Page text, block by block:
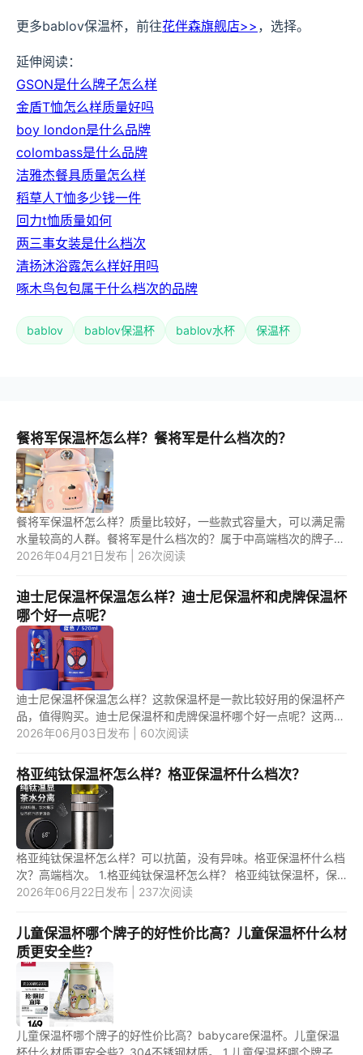
更多bablov保温杯，前往花伴森旗舰店>> ，选择。
延伸阅读：
GSON是什么牌子怎么样
金盾T恤怎么样质量好吗
boy london是什么品牌
colombass是什么品牌
洁雅杰餐具质量怎么样
稻草人T恤多少钱一件
回力t恤质量如何
两三事女装是什么档次
清扬沐浴露怎么样好用吗
啄木鸟包包属于什么档次的品牌
bablov bablov保温杯 bablov水杯 保温杯
餐将军保温杯怎么样？餐将军是什么档次的？
餐将军保温杯怎么样？质量比较好，一些款式容量大，可以满足需
水量较高的人群。餐将军是什么档次的？属于中高端档次的牌子，
知名度较高。 1.餐将军保温杯怎么样？ 餐将军保温杯质量较好，
2026年04月21日发布 | 26次阅读
迪士尼保温杯保温怎么样？迪士尼保温杯和虎牌保温杯
哪个好一点呢？
迪士尼保温杯保温怎么样？这款保温杯是一款比较好用的保温杯产
品，值得购买。迪士尼保温杯和虎牌保温杯哪个好一点呢？这两款
保温杯产品中，应该是第一款保温杯更好用一些。 1.迪士尼保温杯
2026年06月03日发布 | 60次阅读
格亚纯钛保温杯怎么样？格亚保温杯什么档次？
格亚纯钛保温杯怎么样？可以抗菌，没有异味。格亚保温杯什么档
次？高端档次。 1.格亚纯钛保温杯怎么样？ 格亚纯钛保温杯，保
鲜的话，没有异味。另外，还能抗菌。 2.格亚保温杯什么档次？
2026年06月22日发布 | 237次阅读
儿童保温杯哪个牌子的好性价比高？儿童保温杯什么材
质更安全些？
儿童保温杯哪个牌子的好性价比高？babycare保温杯。儿童保温
杯什么材质更安全些？304不锈钢材质。 1.儿童保温杯哪个牌子的